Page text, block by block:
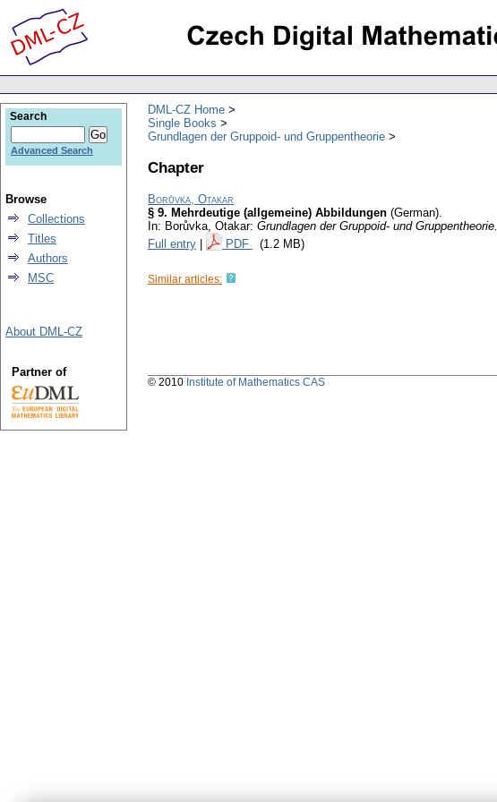
DML-CZ Home
Single Books
Grundlagen der Gruppoid- und Gruppentheorie
Chapter
Borůvka, Otakar
§ 9. Mehrdeutige (allgemeine) Abbildungen (German).
In: Borůvka, Otakar: Grundlagen der Gruppoid- und Gruppentheorie.
Full entry
PDF (1.2 MB)
Similar articles:
Search
Advanced Search
Browse
Collections
Titles
Authors
MSC
About DML-CZ
Partner of
© 2010 Institute of Mathematics CAS